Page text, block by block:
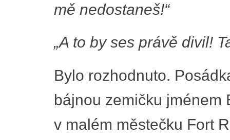
mě nedostaneš!“
„A to by ses právě divil!
Bylo rozhodnuto.
bájnou zemičku jménem
v malém městečku Fort